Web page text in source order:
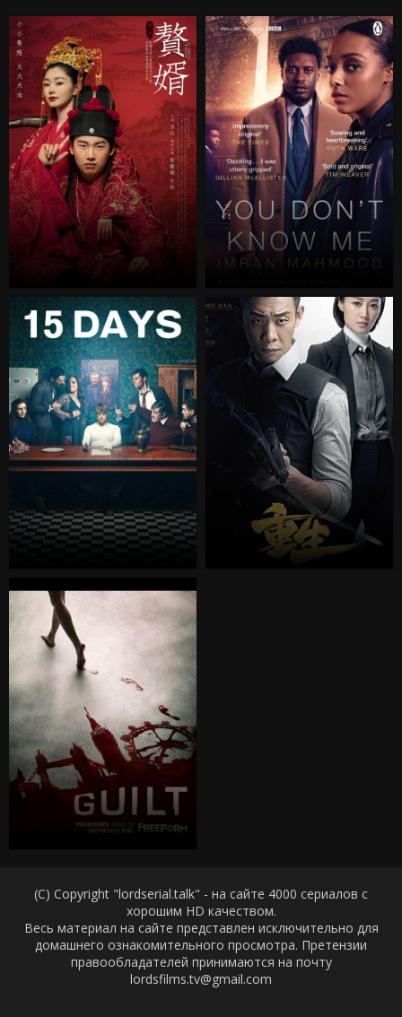
(C) Copyright "lordserial.talk" - на сайте 4000 сериалов с
хорошим HD качеством.
Весь материал на сайте представлен исключительно для
домашнего ознакомительного просмотра. Претензии
правообладателей принимаются на почту
lordsfilms.tv@gmail.com